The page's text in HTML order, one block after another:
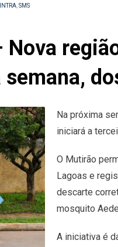
,SMS
Na próxima
iniciará a
O Mutirão
Lagoas e
descarte
mosquito
A iniciativa é